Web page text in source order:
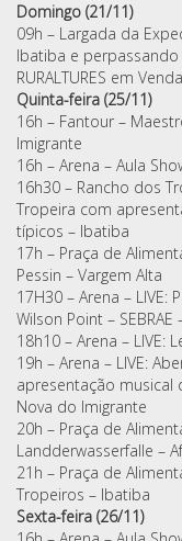
Domingo (21/11)
09h – Largada da
Ibatiba e
RURALTURES em
Quinta-feira (25/11)
16h – Fantour –
Imigrante
16h – Arena – Aula
16h30 – Rancho dos
Tropeira com
típicos – Ibatiba
17h – Praça de
Pessin – Vargem Alta
17H30 – Arena – LIVE:
Wilson Point – SEBRAE
18h10 – Arena – LIVE:
19h – Arena – LIVE:
apresentação musical
Nova do Imigrante
20h – Praça de
Landderwasserfalle –
21h – Praça de
Tropeiros – Ibatiba
Sexta-feira (26/11)